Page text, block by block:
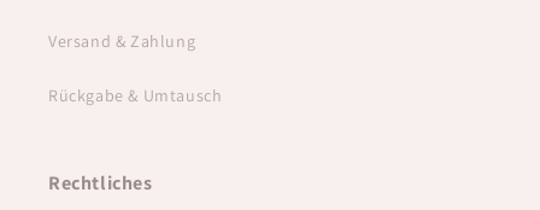
Versand & Zahlung
Rückgabe & Umtausch
Rechtliches